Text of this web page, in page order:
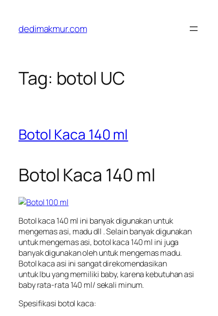
content
dedimakmur.com
Tag: botol UC
Botol Kaca 140 ml
Botol Kaca 140 ml
Botol kaca 140 ml ini banyak digunakan untuk
mengemas asi, madu dll . Selain banyak digunakan
untuk mengemas asi, botol kaca 140 ml ini juga
banyak digunakan oleh untuk mengemas madu.
Botol kaca asi ini sangat direkomendasikan
untuk Ibu yang memiliki baby, karena kebutuhan asi
baby rata-rata 140 ml/ sekali minum.
Spesifikasi botol kaca: